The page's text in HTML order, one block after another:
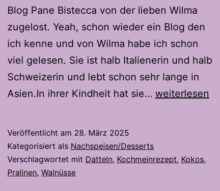
Blog Pane Bistecca von der lieben Wilma
zugelost. Yeah, schon wieder ein Blog den
ich kenne und von Wilma habe ich schon
viel gelesen. Sie ist halb Italienerin und halb
Schweizerin und lebt schon sehr lange in
Asien.In ihrer Kindheit hat sie… Wilma’s
weiterlesen
Veröffentlicht am 28. März 2025
Kategorisiert als Nachspeisen/Desserts
Verschlagwortet mit Datteln, Kochmeinrezept, Kokos,
Pralinen, Walnüsse